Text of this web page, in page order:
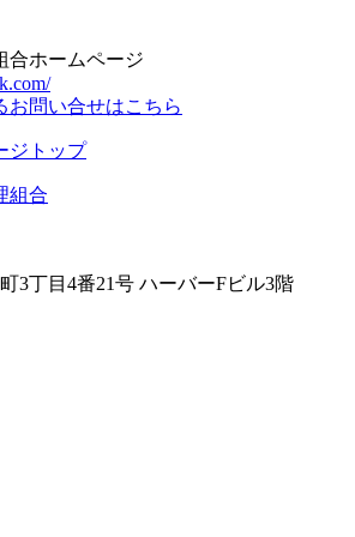
合ホームページ
お問い合せはこちら
3丁目4番21号 ハーバーFビル3階